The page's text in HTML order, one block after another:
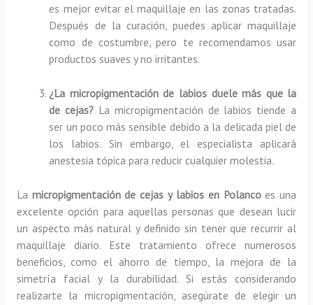
es mejor evitar el maquillaje en las zonas tratadas.
Después de la curación, puedes aplicar maquillaje
como de costumbre, pero te recomendamos usar
productos suaves y no irritantes.
¿La micropigmentación de labios duele más que la
de cejas? La micropigmentación de labios tiende a
ser un poco más sensible debido a la delicada piel de
los labios. Sin embargo, el especialista aplicará
anestesia tópica para reducir cualquier molestia.
La micropigmentación de cejas y labios en Polancoes una
excelente opción para aquellas personas que desean lucir
un aspecto más natural y definido sin tener que recurrir al
maquillaje diario. Este tratamiento ofrece numerosos
beneficios, como el ahorro de tiempo, la mejora de la
simetría facial y la durabilidad. Si estás considerando
realizarte la micropigmentación, asegúrate de elegir un